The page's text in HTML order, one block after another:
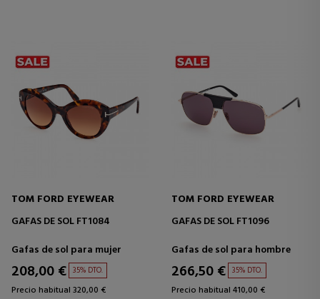
TOM FORD EYEWEAR
GAFAS DE SOL FT1084
Gafas de sol para mujer
208,00 € 35% DTO.
Precio habitual 320,00 €
TOM FORD EYEWEAR
GAFAS DE SOL FT1096
Gafas de sol para hombre
266,50 € 35% DTO.
Precio habitual 410,00 €